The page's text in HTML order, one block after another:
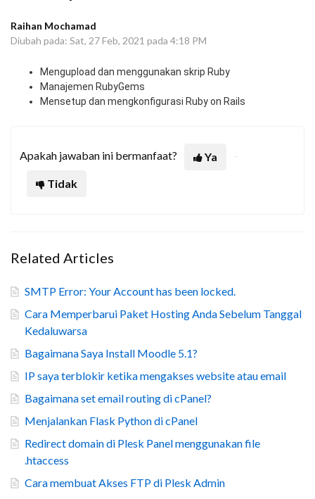
Raihan Mochamad
Diubah pada: Sat, 27 Feb, 2021 pada 4:18 PM
Mengupload dan menggunakan skrip Ruby
Manajemen RubyGems
Mensetup dan mengkonfigurasi Ruby on Rails
Apakah jawaban ini bermanfaat?
Ya
Tidak
Related Articles
SMTP Error: Your Account has been locked.
Cara Memperbarui Paket Hosting Anda Sebelum Tanggal
Kedaluwarsa
Bagaimana Saya Install Moodle 5.1?
IP saya terblokir ketika mengakses website atau email
Bagaimana set email routing di cPanel?
Menjalankan Flask Python di cPanel
Redirect domain di Plesk Panel menggunakan file
.htaccess
Cara membuat Akses FTP di Plesk Admin